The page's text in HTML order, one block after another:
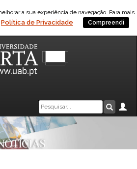
a sua experiência de navegação. Para mais
Política de Privacidade Compreendi
Caixa
de
pesquisa